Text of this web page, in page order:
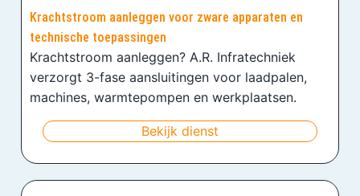
Krachtstroom aanleggen voor zware apparaten en
technische toepassingen
Krachtstroom aanleggen? A.R. Infratechniek
verzorgt 3-fase aansluitingen voor laadpalen,
machines, warmtepompen en werkplaatsen.
Bekijk dienst